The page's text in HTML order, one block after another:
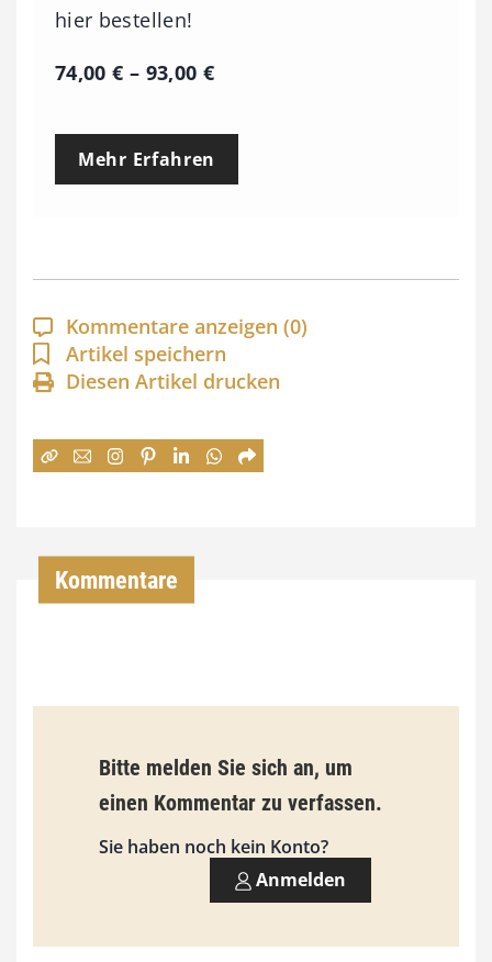
hier bestellen!
74,00€ – 93,00 €P
e
p
a
n
n
:
€
i
s
9
0
Mehr Erfahren
Kommentare anzeigen (0)
Artikel speichern
Diesen Artikel drucken
Kommentare
Bitte melden Sie sich an, um
einen Kommentar zu verfassen.
Sie haben noch kein Konto?
Anmelden